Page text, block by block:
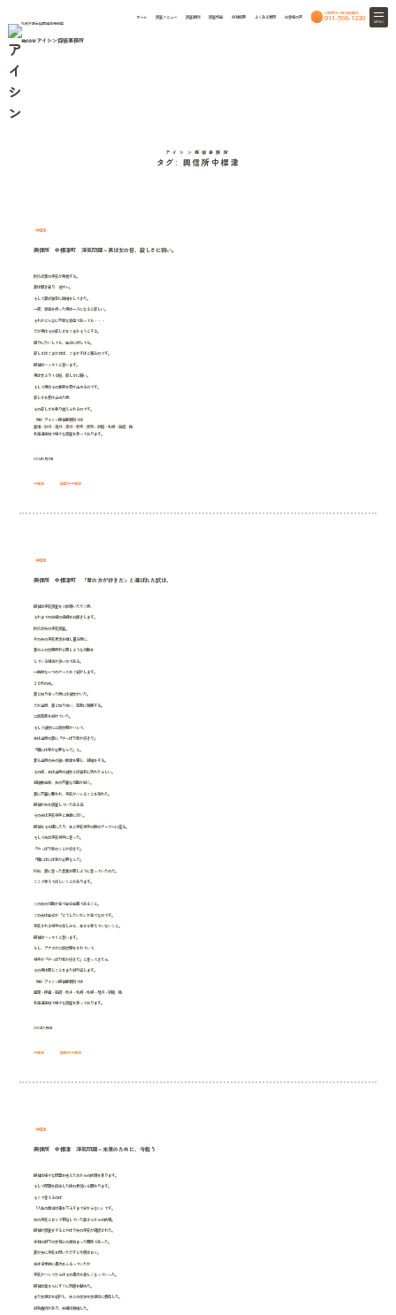
札幌弁護士協同組合特約店
株式会社 アイシン探偵事務所
ホーム 調査メニュー 調査事例 調査料金 会社概要 よくある質問 お客様の声
24時間365日相談無料
011-598-1230 MENU
アイシン探偵事務所
タグ: 興信所中標津
中標津
興信所 中標津町 浮気問題～男は女の倍、寂しさに弱い。
例えば妻の浮気が発覚する。
妻は開き直り、逆ギレ。
そして妻は強引に離婚をしてきた。
一度、家庭を持った男は一人になると寂しい。
それがどんなに不幸な家庭であっても・・・
だが男はその寂しさをごまかそうとする。
周りにたいしても、自分に対しても。
寂しさはごまかせば、ごまかすほど募るのです。
探偵はハッキリと言います。
男は女より１０倍、寂しさに弱い。
そして男はその事実を受け止めるのです。
寂しさを受け止めた時、
その寂しさを乗り越えられるのです。
（株）アイシン探偵事務所では
美唄・砂川・滝川・深川・赤平・芦別・釧路・札幌・函館 他
北海道全域で様々な調査を承っております。
2013年1月31日
中標津 興信所中標津
中標津
興信所 中標津町 「君の方が好きだ」と選ばれた訳は、
探偵は浮気調査をご依頼いただく時、
それまでの夫婦の経緯をお聞きします。
例えば夫の浮気調査。
今の夫の浮気状況を推し量る時に、
妻のとの交際時代と同じような行動を
している場合が多いのである。
一般的な一つのケースをご紹介します。
３０代の夫。
妻と知り合った時には彼女がいた。
だが当時、妻と知り合い、恋愛に発展する。
二股恋愛を続けていた。
そして彼女に二股交際がバレて、
夫は当時の妻に『やっぱり君が好きだ』
『僕には君が必要なんだ』と。
妻も当時の夫の強い熱意を感じ、結婚をする。
その後、夫は当時の彼女とは強引に別れたらしい。
結婚数年後、夫の不審な行動が続く。
妻に不審に思われ、浮気がバレることを恐れた。
探偵が夫を調査していたある日、
その夫は浮気相手と食事に行く。
探偵もその店に入り、夫と浮気相手の隣のテーブルに座る。
そして夫は浮気相手に言った。
『やっぱり君のことが好きだ』
『僕にはには君が必要なんだ』
以前、妻に言った言葉を同じように言っていたのだ。
ここで考えてほしいことがあります。
この夫の行動が全て自分主義であること。
この夫は自分が「どうしたいか」が全てなのです。
浮気される相手の悲しみも、辛さも考えていないこと。
探偵はハッキリと言います。
もし、アナタが二股交際をされていて、
相手が『やっぱり君が好きだ』と言ってきたら、
その男は同じことをまた繰り返します。
（株）アイシン探偵事務所では
室蘭・伊達・函館・北斗・札幌・札幌・旭川・釧路 他
北海道全域で様々な調査を承っております。
2012年11月1日
中標津 興信所中標津
中標津
興信所 中標津 浮気問題～未来のために、今戦う
探偵は様々な問題を抱えた方からの依頼を承ります。
そして問題を解決した後の状況にも関わります。
そこで言えるのは
「人生の舞台は幕を下ろすまで分からない」です。
夫の浮気とＤＶで苦悩していた奥さんからの依頼。
探偵が調査をするとやはり夫の浮気が確認された。
会社の部下の女性との煮詰まった関係であった。
妻が夫に浮気を問いただすと今度はＤＶ。
夫は日常的に暴力をふるっていたが
浮気がバレてからはその暴力も激しくなっていった。
探偵は奥さんにすぐに別居を勧めた。
また弁護士を紹介し、夫との交渉を弁護士に委任した。
紆余曲折があり、夫婦は離婚した。